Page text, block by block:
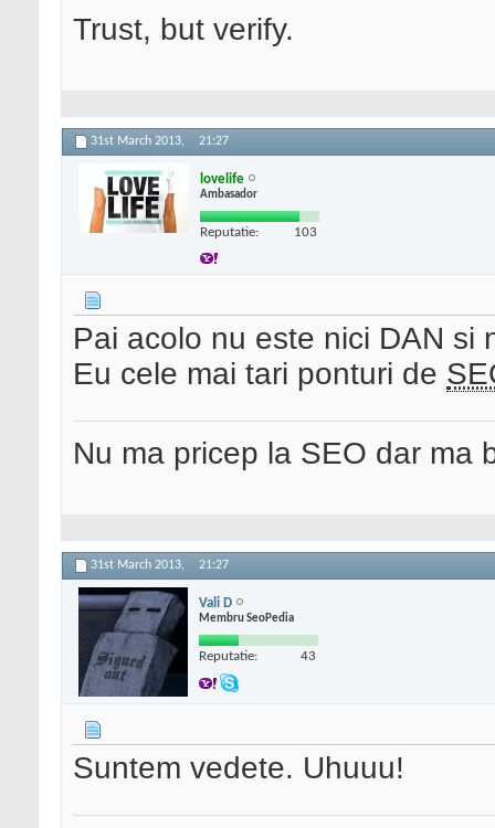
Trust, but verify.
31st March 2013, 21:27
lovelife
Ambasador
Reputatie: 103
Pai acolo nu este nici DAN si
Eu cele mai tari ponturi de
Nu ma pricep la SEO dar ma
31st March 2013, 21:27
Vali D
Membru SeoPedia
Reputatie: 43
Suntem vedete. Uhuuu!